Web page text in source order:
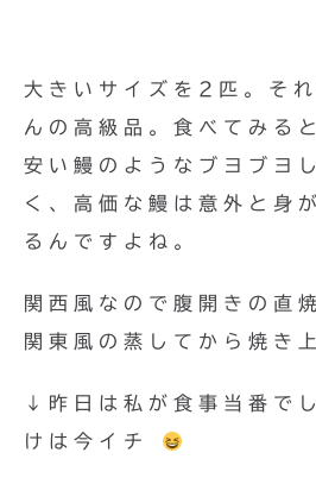
大きいサイズを2匹。そ
んの高級品。食べてみる
安い鰻のようなブヨブヨ
く、高価な鰻は意外と身
るんですよね。
関西風なので腹開きの直
関東風の蒸してから焼き
↓昨日は私が食事当番で
けは今イチ